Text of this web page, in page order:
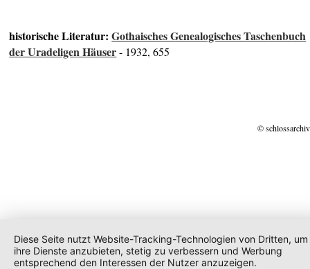
historische Literatur:Gothaisches Genealogisches Taschenbuch
der Uradeligen Häuser- 1932, 655
©
Diese Seite nutzt Website-Tracking-Technologien von Dritten, um
ihre Dienste anzubieten, stetig zu verbessern und Werbung
entsprechend den Interessen der Nutzer anzuzeigen.